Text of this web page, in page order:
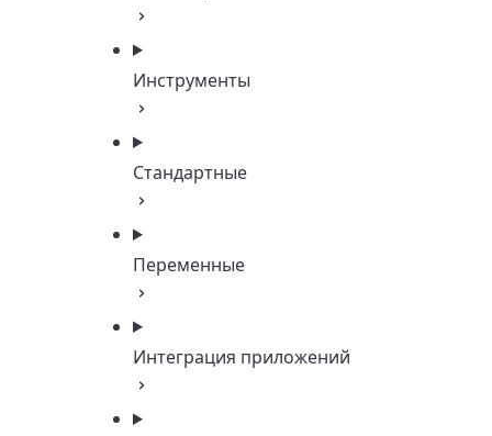
Инструменты
Стандартные
Переменные
Интеграция приложений